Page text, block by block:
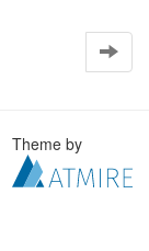
Theme by